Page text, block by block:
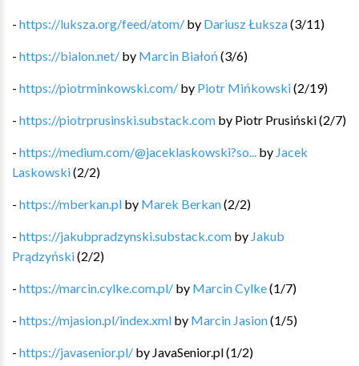
- https://luksza.org/feed/atom/ by Dariusz Łuksza(3/11)
- https://bialon.net/ by Marcin Białoń (3/6)
- https://piotrminkowski.com/ by Piotr Mińkowski(2/19)
- https://piotrprusinski.substack.com by Piotr Prusiński(2/7)
- https://medium.com/@jaceklaskowski?so... by Jacek
Laskowski(2/2)
- https://mberkan.pl by Marek Berkan(2/2)
- https://jakubpradzynski.substack.com by Jakub
Prądzyński(2/2)
- https://marcin.cylke.com.pl/ by Marcin Cylke(1/7)
- https://mjasion.pl/index.xml by Marcin Jasion(1/5)
- https://javasenior.pl/ by JavaSenior.pl(1/2)